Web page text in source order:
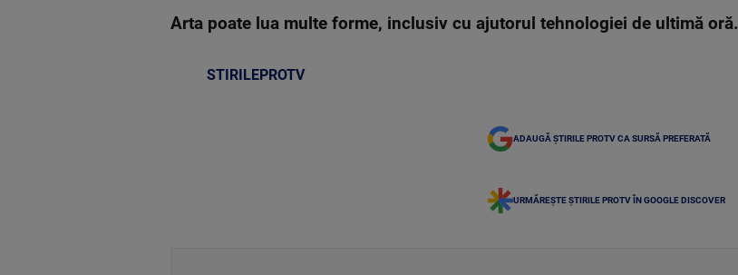
Arta poate lua multe forme, inclusiv cu ajutorul tehnologiei de ultimă oră.
STIRILEPROTV
ADAUGĂ ȘTIRILE PROTV CA SURSĂ PREFERATĂ
URMĂREȘTE ȘTIRILE PROTV ÎN GOOGLE DISCOVER